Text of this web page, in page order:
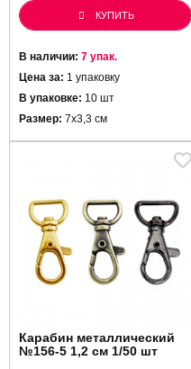
КУПИТЬ
В наличии: 7 упак.
Цена за: 1 упаковку
В упаковке: 10 шт
Размер: 7х3,3 см
Карабин металлический
№156-5 1,2 см 1/50 шт